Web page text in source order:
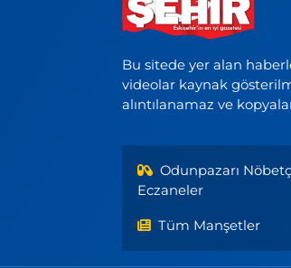
Bu sitede yer alan
videolar kaynak
alıntılanamaz ve
Odunpazarı
Eczaneler
Tüm Manşetler